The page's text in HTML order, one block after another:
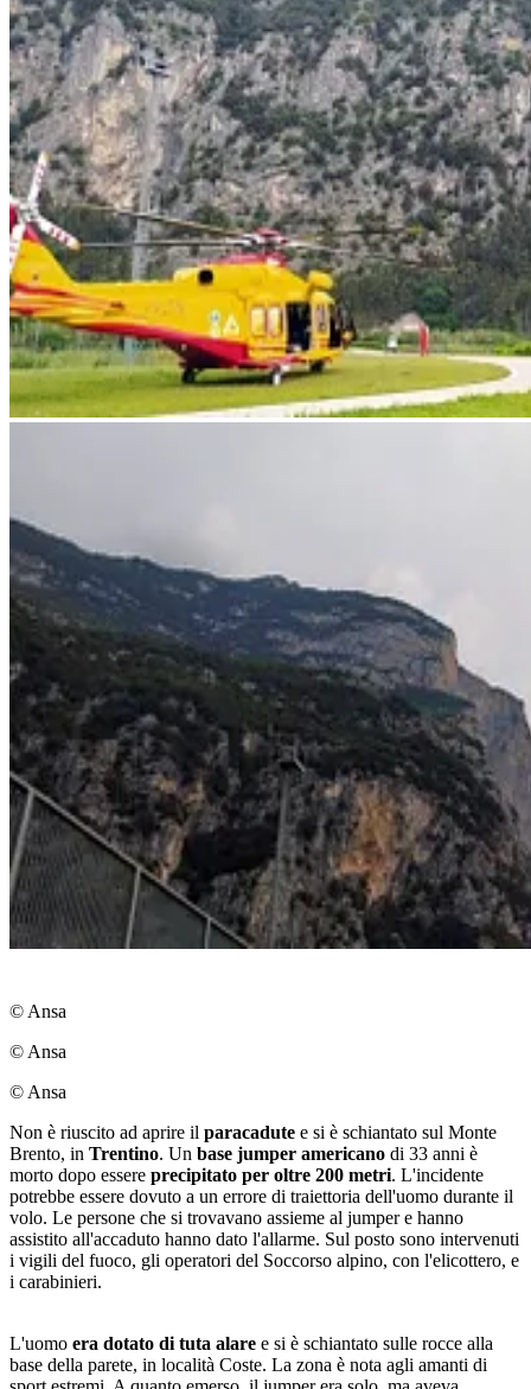
© Ansa
© Ansa
© Ansa
Non è riuscito ad aprire il paracadute e si è schiantato sul Monte
Brento, in Trentino. Un base jumper americano di 33 anni è
morto dopo essere precipitato per oltre 200 metri. L'incidente
potrebbe essere dovuto a un errore di traiettoria dell'uomo durante il
volo. Le persone che si trovavano assieme al jumper e hanno
assistito all'accaduto hanno dato l'allarme. Sul posto sono intervenuti
i vigili del fuoco, gli operatori del Soccorso alpino, con l'elicottero, e
i carabinieri.
L'uomo era dotato di tuta alare e si è schiantato sulle rocce alla
base della parete, in località Coste. La zona è nota agli amanti di